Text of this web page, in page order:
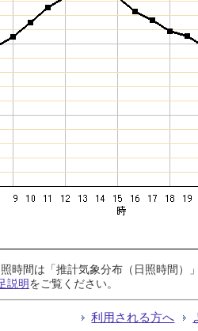
時間は「推計気象分布（日照時間
説明をご覧ください。
利用される方へ